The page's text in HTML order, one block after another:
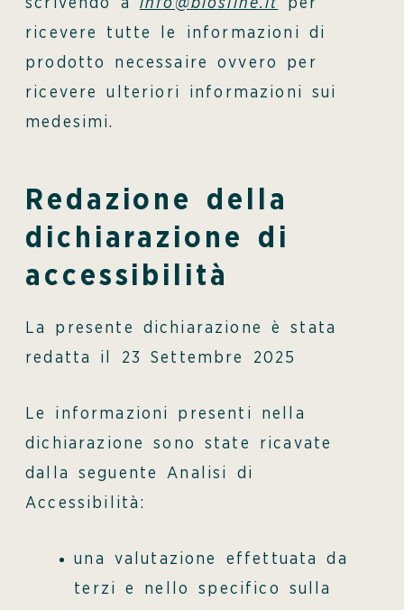
scrivendo a info@biosline.it
per
ricevere tutte le informazioni di
prodotto necessaire ovvero per
ricevere ulteriori informazioni sui
medesimi.
Redazione della
dichiarazione di
accessibilità
La presente dichiarazione è stata
redatta il 23 Settembre 2025
Le informazioni presenti nella
dichiarazione sono state ricavate
dalla seguente Analisi di
Accessibilità:
una valutazione effettuata da
terzi e nello specifico sulla